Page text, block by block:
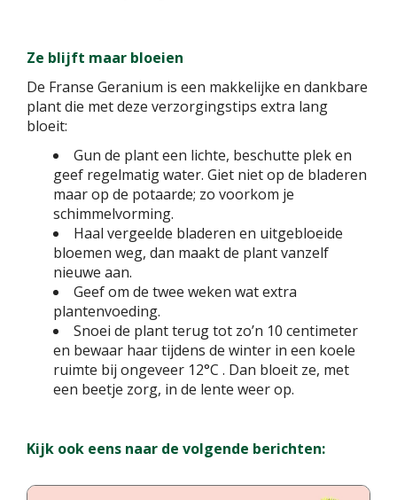
Ze blijft maar bloeien
De Franse Geranium is een makkelijke en dankbare
plant die met deze verzorgingstips extra lang
bloeit:
Gun de plant een lichte, beschutte plek en
geef regelmatig water. Giet niet op de bladeren
maar op de potaarde; zo voorkom je
schimmelvorming.
Haal vergeelde bladeren en uitgebloeide
bloemen weg, dan maakt de plant vanzelf
nieuwe aan.
Geef om de twee weken wat extra
plantenvoeding.
Snoei de plant terug tot zo’n 10 centimeter
en bewaar haar tijdens de winter in een koele
ruimte bij ongeveer 12°C . Dan bloeit ze, met
een beetje zorg, in de lente weer op.
Kijk ook eens naar de volgende berichten: